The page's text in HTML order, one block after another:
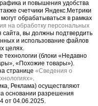
Это ваша
250 кг:
с инструментом,
без малейшего
вызов
Picante Boya:
и повышения удобства
счетчики Яндекс.Метрики
обрабатываться в рамках
на обработку персональных
сайта, вы должны подтвердить
и использование файлов
целях.
технологии (блоки «Недавно
«Похожие товары»).
странице «Сведения о
.
Реклама) осуществляют
основании разрешения
от 04.06.2025.